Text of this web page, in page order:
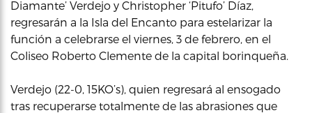
Diamante’ Verdejo y Christopher ‘Pitufo’ Díaz,
regresarán a la Isla del Encanto para estelarizar la
función a celebrarse el viernes, 3 de febrero, en el
Coliseo Roberto Clemente de la capital borinqueña.
Verdejo (22-0, 15KO’s), quien regresará al ensogado
tras recuperarse totalmente de las abrasiones que